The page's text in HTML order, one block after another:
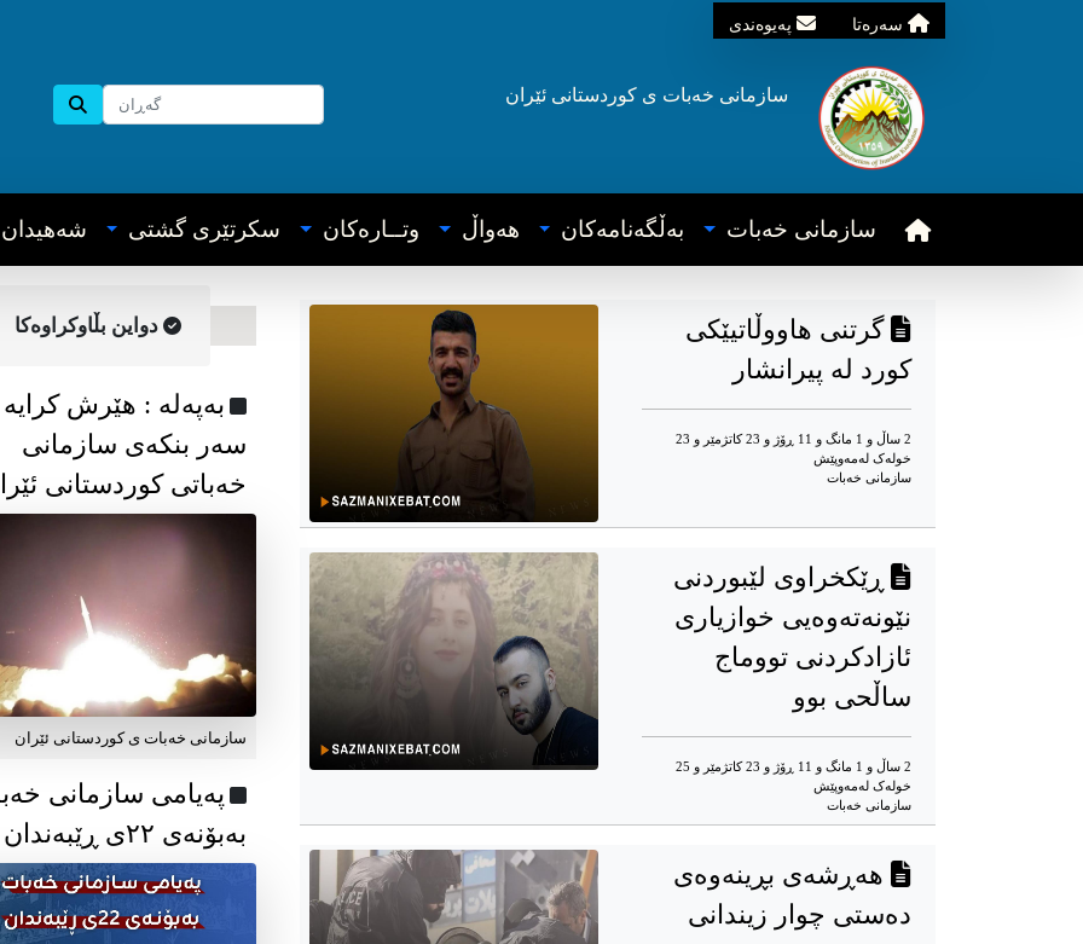
سه‌ره‌تا په‌یوه‌ندی
سازمانی خه‌بات ی کوردستانی ئێران
سازمانی خه‌بات به‌ڵگه‌نامه‌کان هه‌واڵ وتــاره‌کان سکرتێری گشتی شه‌هیدان
گرتنی هاووڵاتیێکی
کورد لە پیرانشار
2 ساڵ و 1 مانگ و 11 ڕۆژ و 23 کاتژمێر و 23
خوله‌ک له‌مه‌وپێش‌
سازمانی خەبات
ڕێکخراوی لێبوردنی
نێونەتەوەیی خوازیاری
ئازادکردنی تووماج
ساڵحی بوو
2 ساڵ و 1 مانگ و 11 ڕۆژ و 23 کاتژمێر و 25
خوله‌ک له‌مه‌وپێش‌
سازمانی خەبات
هەڕشەی بڕینەوەی
دەستی چوار زیندانی
دواین بڵاوکراوه‌کا
به‌په‌له‌ : هێرش کرایە
سەر بنکەی سازمانی
خەباتی کوردستانی
سازمانی خەبات ی کوردستانی ئێران
پەیامی سازمانی
بەبۆنەی ۲۲ی ڕێبەندان